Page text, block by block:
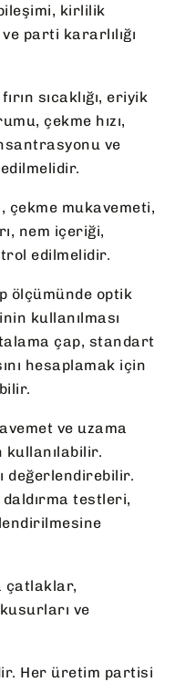
kirlilik
parti kararlılığı
sıcaklığı, eriyik
çekme hızı,
ve
çekme mukavemeti,
nem içeriği,
edilmelidir.
ölçümünde optik
kullanılması
çap, standart
hesaplamak için
ve uzama
değerlendirebilir.
testleri,
çatlaklar,
ve
Her üretim partisi